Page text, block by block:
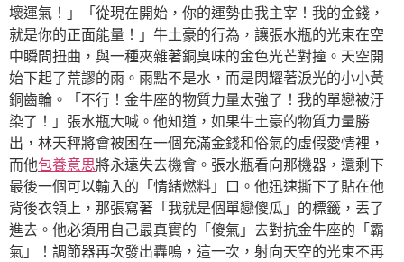
壞運氣！」「從現在開始，你的運勢由我主宰！我的金錢，
就是你的正面能量！」牛土豪的行為，讓張水瓶的光束在空
中瞬間扭曲，與一種夾雜著銅臭味的金色光芒對撞。天空開
始下起了荒謬的雨。雨點不是水，而是閃耀著淚光的小小黃
銅齒輪。「不行！金牛座的物質力量太強了！我的單戀被汙
染了！」張水瓶大喊。他知道，如果牛土豪的物質力量勝
出，林天秤將會被困在一個充滿金錢和俗氣的虛假愛情裡，
而他包養意思將永遠失去機會。張水瓶看向那機器，還剩下
最後一個可以輸入的「情緒燃料」口。他迅速撕下了貼在他
背後衣領上，那張寫著「我就是個單戀傻瓜」的標籤，丟了
進去。他必須用自己最真實的「傻氣」去對抗金牛座的「霸
氣」！調節器再次發出轟鳴，這一次，射向天空的光束不再